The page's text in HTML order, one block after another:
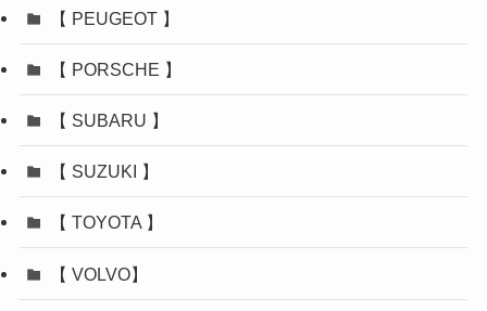
【 PEUGEOT 】
【 PORSCHE 】
【 SUBARU 】
【 SUZUKI 】
【 TOYOTA 】
【 VOLVO】